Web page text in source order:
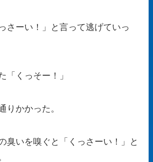
さーい！」と言って逃げていっ
「くっそー！」
りかかった。
臭いを嗅ぐと「くっさーい！」と